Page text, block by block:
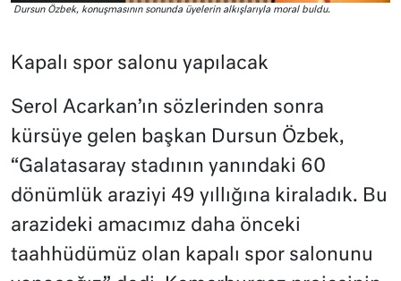
Dursun Özbek, konuşmasının sonunda üyelerin alkışlarıyla moral buldu.
Kapalı spor salonu yapılacak
Serol Acarkan’ın sözlerinden sonra
kürsüye gelen başkan Dursun Özbek,
“Galatasaray stadının yanındaki 60
dönümlük araziyi 49 yıllığına kiraladık. Bu
arazideki amacımız daha önceki
taahhüdümüz olan kapalı spor salonunu